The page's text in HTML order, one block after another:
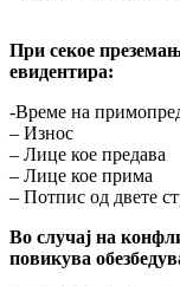
При секое
евидентира:
-Време на
– Износ
– Лице кое предава
– Лице кое прима
– Потпис од двете
Во случај на
повикува